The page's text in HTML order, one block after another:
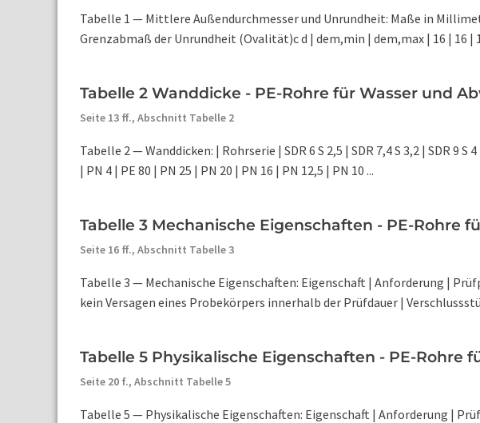
Tabelle 1 — Mittlere Außendurchmesser und Unrundheit: Maße in
Grenzabmaß der Unrundheit (Ovalität)c d | dem,min | dem,max | 16 | 16 |
Tabelle 2 Wanddicke - PE-Rohre für Wasser und
Seite 13 ff., Abschnitt Tabelle 2
Tabelle 2 — Wanddicken: | Rohrserie | SDR 6 S 2,5 | SDR 7,4 S 3,2 | SDR 9 S
| PN 4 | PE 80 | PN 25 | PN 20 | PN 16 | PN 12,5 | PN 10 ...
Tabelle 3 Mechanische Eigenschaften - PE-Rohre
Seite 16 ff., Abschnitt Tabelle 3
Tabelle 3 — Mechanische Eigenschaften: Eigenschaft | Anforderung |
kein Versagen eines Probekörpers innerhalb der Prüfdauer |
Tabelle 5 Physikalische Eigenschaften - PE-Rohre
Seite 20 f., Abschnitt Tabelle 5
Tabelle 5 — Physikalische Eigenschaften: Eigenschaft | Anforderung |